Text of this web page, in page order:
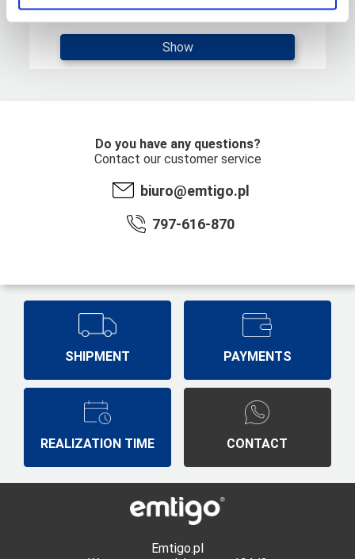
Show
Do you have any questions?
Contact our customer service
biuro@emtigo.pl
797-616-870
SHIPMENT PAYMENTS
REALIZATION TIME CONTACT
Emtigo.pl